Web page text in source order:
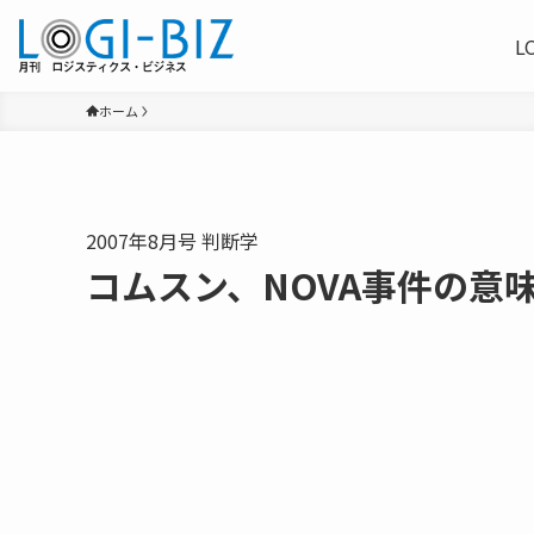
ホーム
2007年8月号 判断学
コムスン、NOVA事件の意